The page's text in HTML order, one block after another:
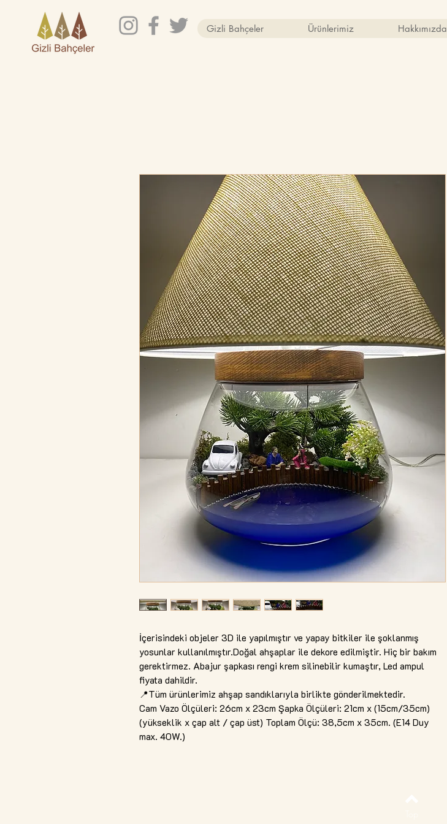
Gizli Bahçeler Ürünlerimiz Hakkımızda
İçerisindeki objeler 3D ile yapılmıştır ve yapay bitkiler ile şoklanmış
yosunlar kullanılmıştır.Doğal ahşaplar ile dekore edilmiştir. Hiç bir bakım
gerektirmez. Abajur şapkası rengi krem silinebilir kumaştır, Led ampul
fiyata dahildir.
📍Tüm ürünlerimiz ahşap sandıklarıyla birlikte gönderilmektedir.
Cam Vazo Ölçüleri: 26cm x 23cm Şapka Ölçüleri: 21cm x (15cm/35cm)
(yükseklik x çap alt / çap üst) Toplam Ölçü: 38,5cm x 35cm. (E14 Duy
max. 40W.)